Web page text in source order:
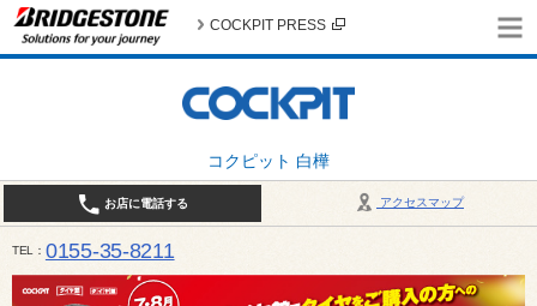
コクピット 白樺
COCKPIT PRESS
アクセスマップ
お店に電話する
TEL 0155-35-8211
10:00～18:30 （作業受付17:30最終） / 定休日：7月定休日 1日、7日、8日、14日、15日、21